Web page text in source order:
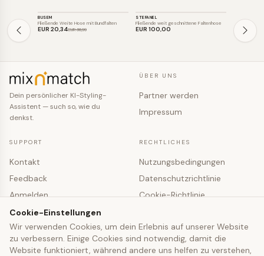
SALE
BUSEM
Fließende Weite Hose mit Bundfalten
EUR 20,34EUR 36,99
STEFANEL
Fließende weit geschnittene Faltenhose
EUR 100,00 EUR 119
Dein persönlicher KI-Styling-
Assistent — such so, wie du
denkst.
ÜBER UNS
Partner werden
Impressum
SUPPORT
Kontakt
Feedback
Anmelden
Registrieren
RECHTLICHES
Nutzungsbedingungen
Datenschutzrichtlinie
Cookie-Richtlinie
© 2026 mixNmatch · co-fashion UG (haftungsbeschränkt)
Cookie-Einstellungen
Wir verwenden Cookies, um dein Erlebnis auf unserer Website
zu verbessern. Einige Cookies sind notwendig, damit die
Website funktioniert, während andere uns helfen zu verstehen,